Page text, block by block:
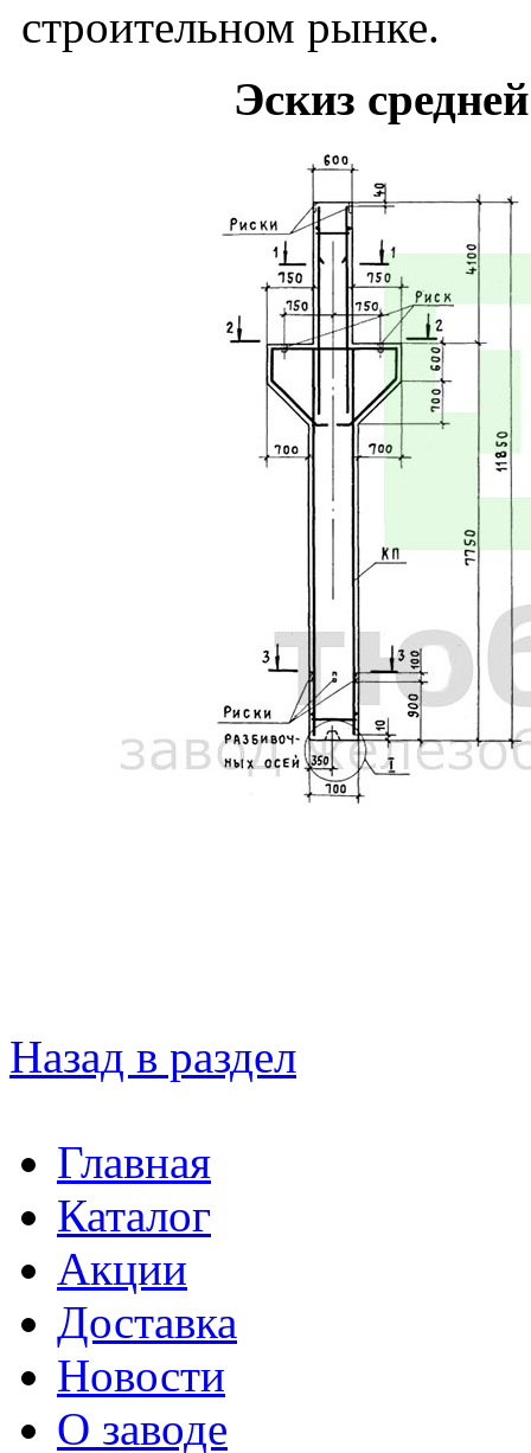
строительном рынке.
Эскиз
Назад в раздел
Главная
Каталог
Акции
Доставка
Новости
О заводе